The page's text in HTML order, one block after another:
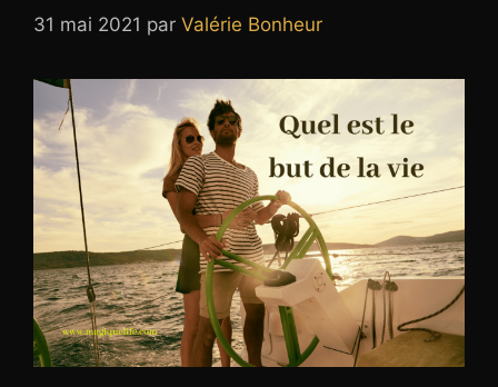
31 mai 2021 par Valérie Bonheur